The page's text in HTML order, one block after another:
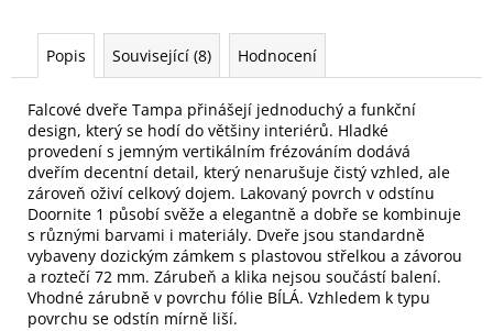
Popis Související (8) Hodnocení
Falcové dveře Tampa přinášejí jednoduchý a funkční
design, který se hodí do většiny interiérů. Hladké
provedení s jemným vertikálním frézováním dodává
dveřím decentní detail, který nenarušuje čistý vzhled, ale
zároveň oživí celkový dojem. Lakovaný povrch v odstínu
Doornite 1 působí svěže a elegantně a dobře se kombinuje
s různými barvami i materiály. Dveře jsou standardně
vybaveny dozickým zámkem s plastovou střelkou a závorou
a roztečí 72 mm. Zárubeň a klika nejsou součástí balení.
Vhodné zárubně v povrchu fólie BÍLÁ. Vzhledem k typu
povrchu se odstín mírně liší.